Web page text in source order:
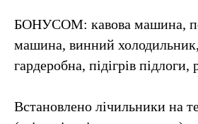
БОНУСОМ: кавова машина,
машина, винний
гардеробна, підігрів
Встановлено лічильники на